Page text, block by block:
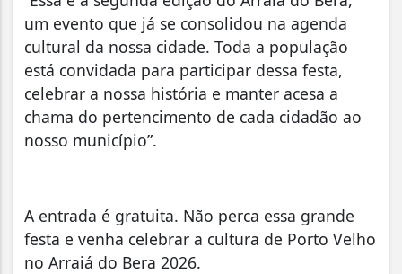
um evento que já se consolidou na agenda
cultural da nossa cidade. Toda a população
está convidada para participar dessa festa,
celebrar a nossa história e manter acesa a
chama do pertencimento de cada cidadão ao
nosso município”.
A entrada é gratuita. Não perca essa grande
festa e venha celebrar a cultura de Porto Velho
no Arraiá do Bera 2026.